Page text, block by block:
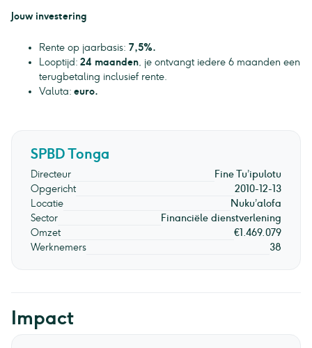
Jouw investering
Rente op jaarbasis: 7,5%.
Looptijd: 24 maanden, je ontvangt iedere 6 maanden een
terugbetaling inclusief rente.
Valuta: euro.
SPBD Tonga
Directeur
Fine Tu’ipulotu
Opgericht
2010-12-13
Locatie
Nuku’alofa
Sector
Financiële dienstverlening
Omzet
€1.469.079
Werknemers
38
Impact